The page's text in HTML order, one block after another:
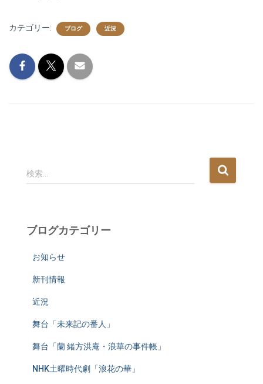
カテゴリー: ブログ 近況
検
索
検索…
ブログカテゴリー
お知らせ
新刊情報
近況
舞台「未来記の番人」
舞台「蘭 緒方洪庵・浪華の事件帳」
NHK土曜時代劇「浪花の華」